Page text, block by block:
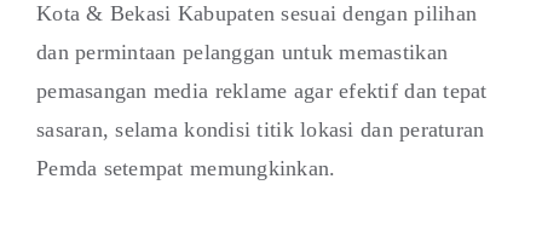
Kota & Bekasi Kabupaten sesuai dengan pilihan
dan permintaan pelanggan untuk memastikan
pemasangan media reklame agar efektif dan tepat
sasaran, selama kondisi titik lokasi dan peraturan
Pemda setempat memungkinkan.